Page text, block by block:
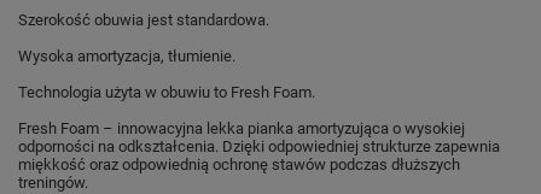
Szerokość obuwia jest standardowa.
Wysoka amortyzacja, tłumienie.
Technologia użyta w obuwiu to Fresh Foam.
Fresh Foam – innowacyjna lekka pianka amortyzująca o wysokiej
odporności na odkształcenia. Dzięki odpowiedniej strukturze zapewnia
miękkość oraz odpowiednią ochronę stawów podczas dłuższych
treningów.